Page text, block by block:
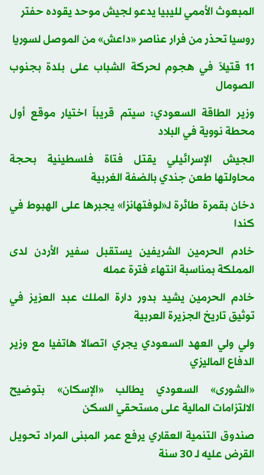
المبعوث الأممي لليبيا يدعو لجيش موحد يقوده حفتر
روسيا تحذر من فرار عناصر «داعش» من الموصل لسوريا
11 قتيلاً في هجوم لحركة الشباب على بلدة بجنوب
الصومال
وزير الطاقة السعودي: سيتم قريباً اختيار موقع أول
محطة نووية في البلاد
الجيش الإسرائيلي يقتل فتاة فلسطينية بحجة
محاولتها طعن جندي بالضفة الغربية
دخان بقمرة طائرة لـ«لوفتهانزا» يجبرها على الهبوط في
كندا
خادم الحرمين الشريفين يستقبل سفير الأردن لدى
المملكة بمناسبة انتهاء فترة عمله
خادم الحرمين يشيد بدور دارة الملك عبد العزيز في
توثيق تاريخ الجزيرة العربية
ولي ولي العهد السعودي يجري اتصالا هاتفيا مع وزير
الدفاع الماليزي
«الشورى» السعودي يطالب «الإسكان» بتوضيح
الالتزامات المالية على مستحقي السكن
صندوق التنمية العقاري يرفع عمر المبنى المراد تحويل
القرض عليه لـ 30 سنة